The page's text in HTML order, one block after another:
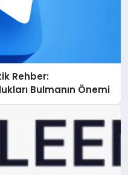
Rehber:
Bulmanın Önemi